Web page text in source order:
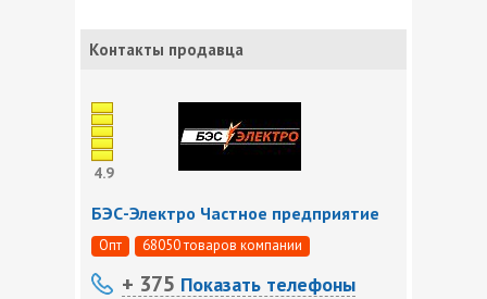
Контакты продавца
4.9
БЭС-Электро Частное предприятие
Опт 68050 товаров компании
+ 375 Показать телефоны